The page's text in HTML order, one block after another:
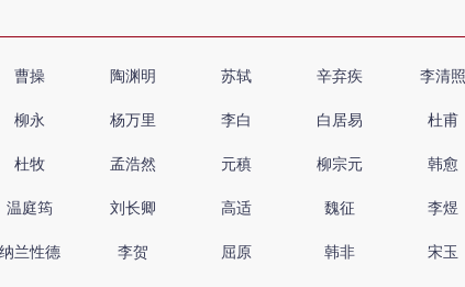
曹操 陶渊明 苏轼 辛弃疾 李清照
柳永 杨万里 李白 白居易 杜甫
杜牧 孟浩然 元稹 柳宗元 韩愈
温庭筠 刘长卿 高适 魏征 李煜
纳兰性德 李贺 屈原 韩非 宋玉